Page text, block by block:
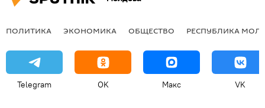
ПОЛИТИКА ЭКОНОМИКА ОБЩЕСТВО РЕСПУБЛИКА
Telegram OK Макс VK